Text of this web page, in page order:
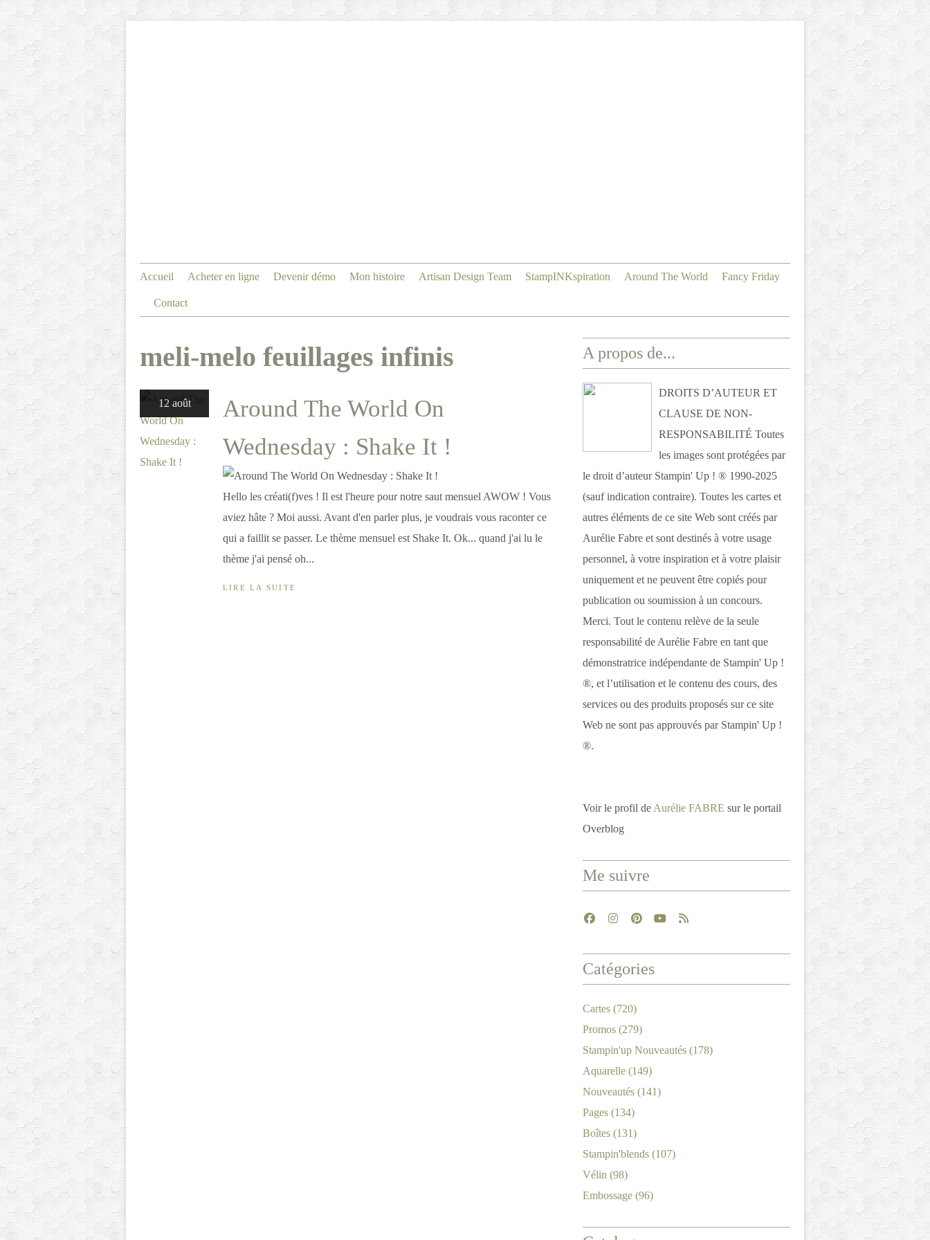
Accueil Acheter en ligne Devenir démo Mon histoire Artisan Design Team StampINKspiration Around The World Fancy Friday
Contact
meli-melo feuillages infinis
12 août
Around The World On
Wednesday : Shake It !
Hello les créati(f)ves ! Il est l'heure pour notre saut mensuel AWOW ! Vous
aviez hâte ? Moi aussi. Avant d'en parler plus, je voudrais vous raconter ce
qui a faillit se passer. Le thème mensuel est Shake It. Ok... quand j'ai lu le
thème j'ai pensé oh...
LIRE LA SUITE
A propos de...
DROITS D’AUTEUR ET
CLAUSE DE NON-
RESPONSABILITÉ Toutes
les images sont protégées par
le droit d’auteur Stampin' Up ! ® 1990-2025
(sauf indication contraire). Toutes les cartes et
autres éléments de ce site Web sont créés par
Aurélie Fabre et sont destinés à votre usage
personnel, à votre inspiration et à votre plaisir
uniquement et ne peuvent être copiés pour
publication ou soumission à un concours.
Merci. Tout le contenu relève de la seule
responsabilité de Aurélie Fabre en tant que
démonstratrice indépendante de Stampin' Up !
®, et l’utilisation et le contenu des cours, des
services ou des produits proposés sur ce site
Web ne sont pas approuvés par Stampin' Up !
®.
Voir le profil de Aurélie FABRE sur le portail
Overblog
Me suivre
Catégories
Cartes (720)
Promos (279)
Stampin'up Nouveautés (178)
Aquarelle (149)
Nouveautés (141)
Pages (134)
Boîtes (131)
Stampin'blends (107)
Vélin (98)
Embossage (96)